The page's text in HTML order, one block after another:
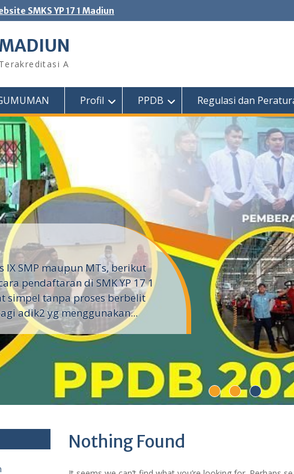
SMKS YP 17 1 Madiun
A
Profil PPDB Regulasi dan
IX SMP maupun MTs, berikut
pendaftaran di SMK YP 17 1
simpel tanpa proses berbelit
adik2 yg menggunakan...
Nothing Found
It seems we can’t find what you’re looking for. Perhaps